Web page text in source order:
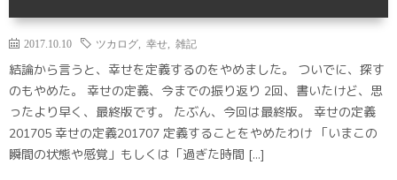
2017.10.10 ツカログ 幸せ 雑記
結論から言うと、幸せを定義するのをやめました。 ついでに、探す
のもやめた。 幸せの定義、今までの振り返り 2回、書いたけど、思
ったより早く、最終版です。 たぶん、今回は最終版。 幸せの定義
201705 幸せの定義201707 定義することをやめたわけ 「いまこの
瞬間の状態や感覚」もしくは「過ぎた時間 […]